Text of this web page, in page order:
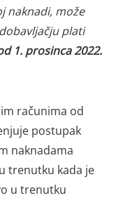
naknadi, može
plati
1. prosinca 2022.
računima od
postupak
naknadama
trenutku kada je
u trenutku